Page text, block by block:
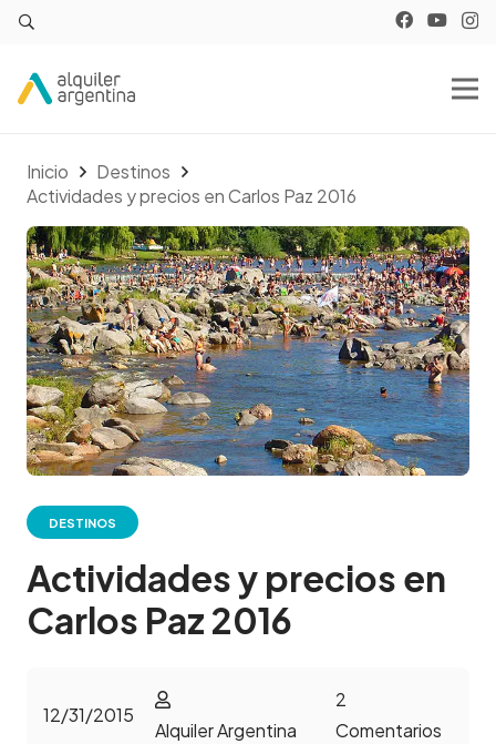
Inicio
Destinos
Actividades y precios en Carlos Paz 2016
DESTINOS
Actividades y precios en
Carlos Paz 2016
12/31/2015
Alquiler Argentina
2
Comentarios